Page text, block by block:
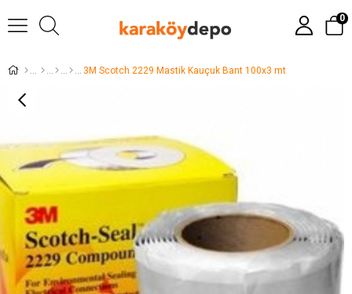
0
3M Scotch 2229 Mastik Kauçuk Bant 100x3 mt